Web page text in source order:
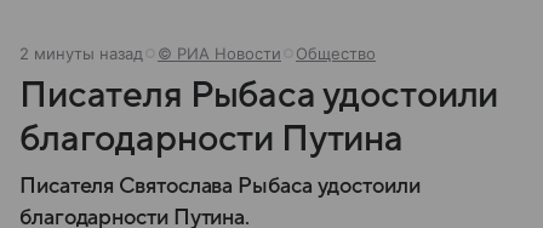
2 минуты назад © РИА Новости Общество
Писателя Рыбаса удостоили
благодарности Путина
Писателя Святослава Рыбаса удостоили
благодарности Путина.